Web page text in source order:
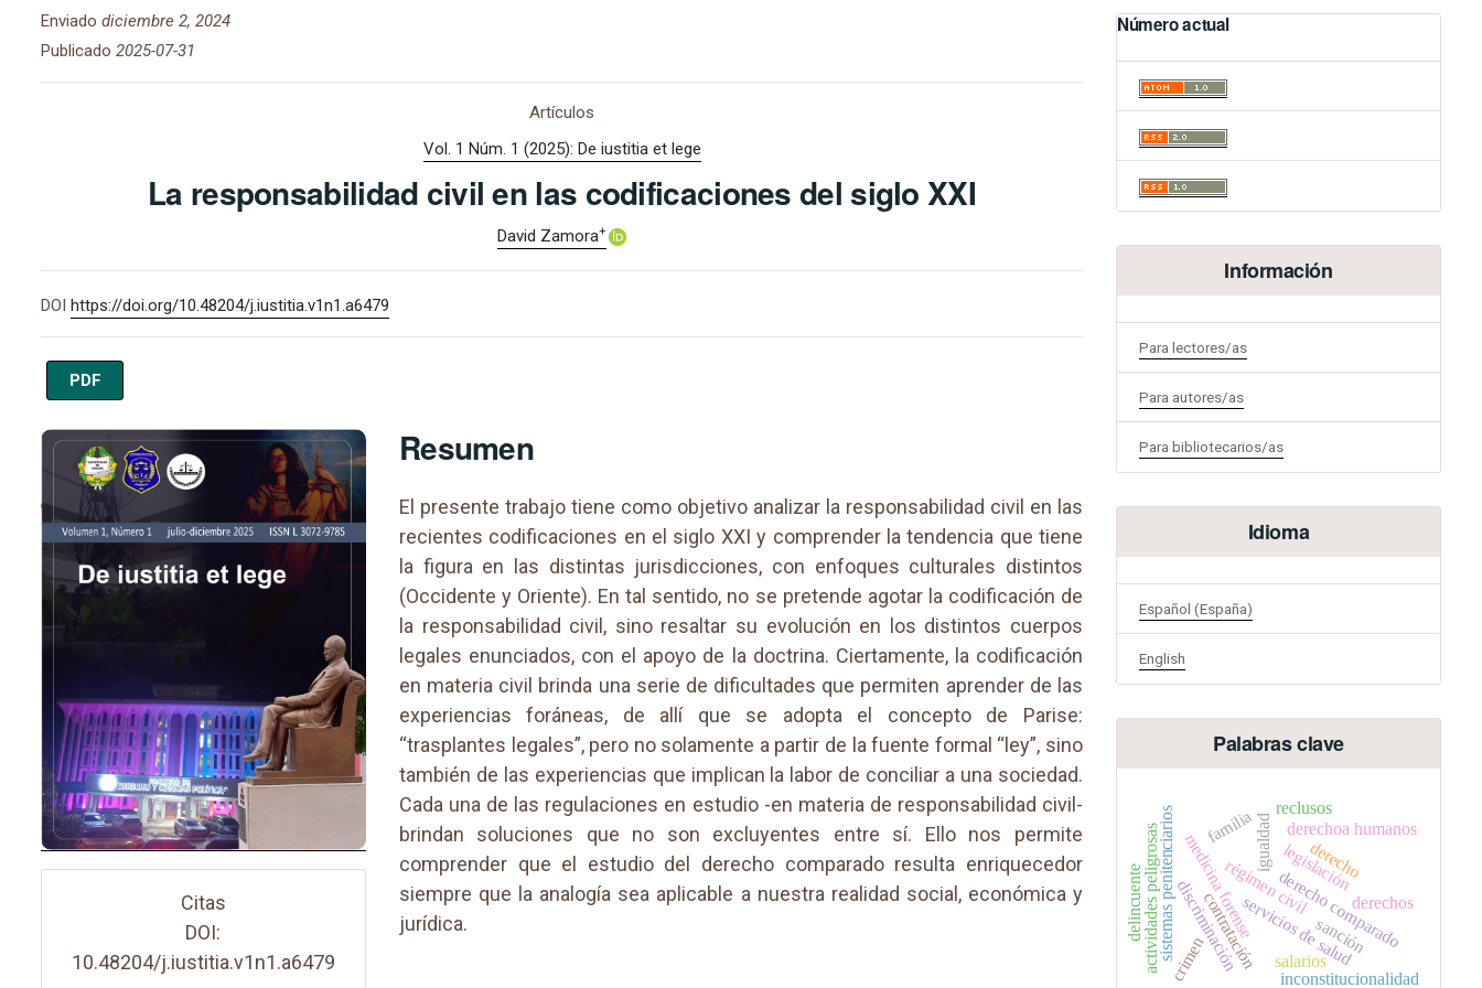
Enviado diciembre 2, 2024
Publicado 2025-07-31
Artículos
Vol. 1 Núm. 1 (2025): De iustitia et lege
La responsabilidad civil en las codificaciones del siglo XXI
David Zamora+
DOI https://doi.org/10.48204/j.iustitia.v1n1.a6479
PDF
Imagen de portada
Citas
DOI:
10.48204/j.iustitia.v1n1.a6479
Resumen
El presente trabajo tiene como objetivo analizar la responsabilidad civil en las
recientes codificaciones en el siglo XXI y comprender la tendencia que tiene
la figura en las distintas jurisdicciones, con enfoques culturales distintos
(Occidente y Oriente). En tal sentido, no se pretende agotar la codificación de
la responsabilidad civil, sino resaltar su evolución en los distintos cuerpos
legales enunciados, con el apoyo de la doctrina. Ciertamente, la codificación
en materia civil brinda una serie de dificultades que permiten aprender de las
experiencias foráneas, de allí que se adopta el concepto de Parise:
“trasplantes legales”, pero no solamente a partir de la fuente formal “ley”, sino
también de las experiencias que implican la labor de conciliar a una sociedad.
Cada una de las regulaciones en estudio -en materia de responsabilidad civil-
brindan soluciones que no son excluyentes entre sí. Ello nos permite
comprender que el estudio del derecho comparado resulta enriquecedor
siempre que la analogía sea aplicable a nuestra realidad social, económica y
jurídica.
Número actual
Información
Para lectores/as
Para autores/as
Para bibliotecarios/as
Idioma
Español (España)
English
Palabras clave
legislación
medicina forense derecho comparado
régimen civilderecho
servicios de salud
salarios
inconstitucionalidad
contratación
discriminación
igualdad
crimen
derechoa humanos
derechos
reclusos
sistemas penitenciarios
actividades peligrosas familia
delincuente sanción